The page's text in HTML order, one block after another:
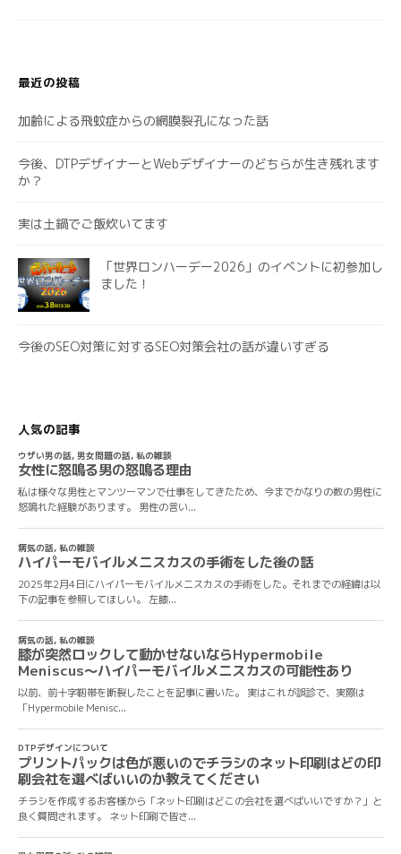
最近の投稿
加齢による飛蚊症からの網膜裂孔になった話
今後、DTPデザイナーとWebデザイナーのどちらが生き残れます
か？
実は土鍋でご飯炊いてます
「世界ロンハーデー2026」のイベントに初参加し
ました！
今後のSEO対策に対するSEO対策会社の話が違いすぎる
人気の記事